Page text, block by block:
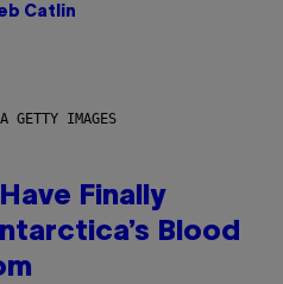
Catlin
GETTY IMAGES
Finally
Blood